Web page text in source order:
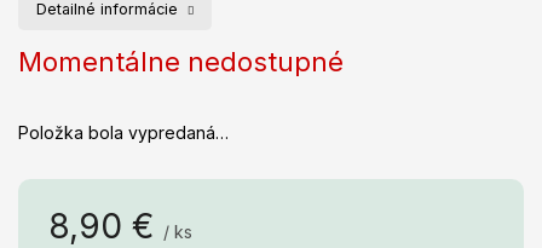
8,90 € / ks
Momentálne nedostupné
Položka bola vypredaná…
Detailné informácie